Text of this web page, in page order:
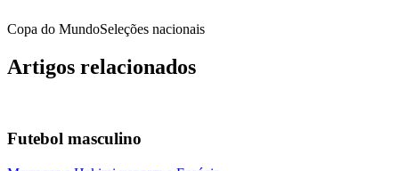
Copa do MundoSeleções nacionais
Artigos relacionados
Futebol masculino